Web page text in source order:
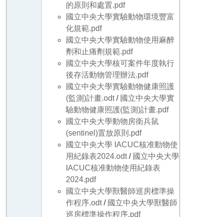
的原則和處置.pdf
國立中央大學實驗動物環境豐富
化規範.pdf
國立中央大學實驗動物使用麻醉
劑和止痛劑規範.pdf
國立中央大學核可案件年度執行
後存活動物管理辦法.pdf
國立中央大學實驗動物健康照護
(監測)計畫.odt/ 國立中央大學實
驗動物健康照護(監測)計畫.pdf
國立中央大學動物房衛兵鼠
(sentinel)置放原則.pdf
國立中央大學 IACUC核准動物使
用紀錄表2024.odt/ 國立中央大學
IACUC核准動物使用紀錄表
2024.pdf
國立中央大學獸醫師巡房標準操
作程序.odt/ 國立中央大學獸醫師
巡房標準操作程序.pdf